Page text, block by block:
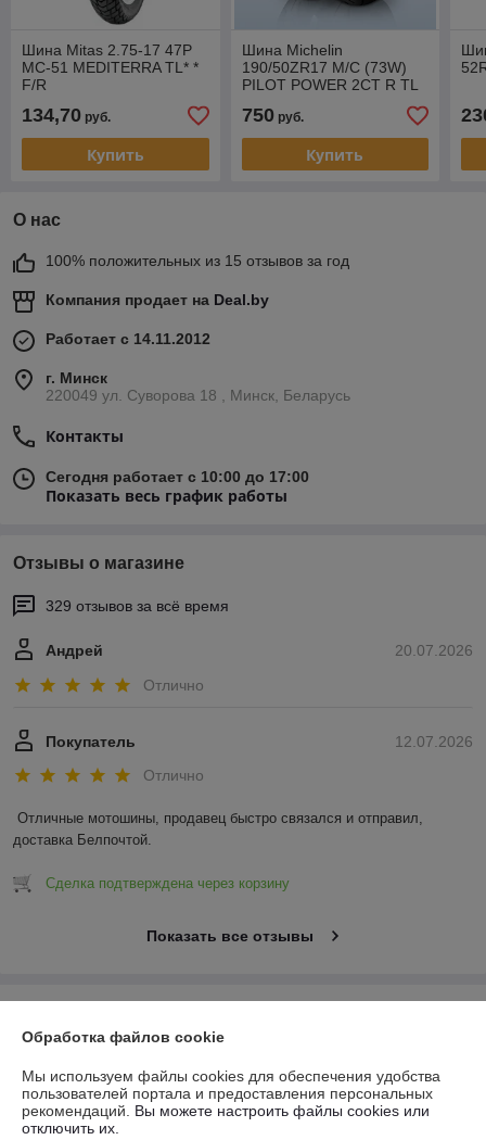
Шина Mitas 2.75-17 47P
MC-51 MEDITERRA TL* *
F/R
134,70 руб.
Купить
Шина Michelin
190/50ZR17 M/C (73W)
PILOT POWER 2CT R TL
750руб.
Купить
О нас
100% положительных из 15 отзывов за год
Компания продает на Deal.by
Работает с 14.11.2012
г. Минск
220049 ул. Суворова 18 , Минск, Беларусь
Контакты
Сегодня работает с 10:00 до 17:00
Показать весь график работы
Отзывы о магазине
329 отзывов за всё время
20.07.2026
Андрей
Отлично
12.07.2026
Покупатель
Отлично
Отличные мотошины, продавец быстро связался и отправил,
доставка Белпочтой.
Сделка подтверждена через корзину
Показать все отзывы
Доставка и оплата
Обработка файлов cookie
Мы используем файлы cookies для обеспечения удобства
пользователей портала и предоставления персональных
рекомендаций. Вы можете настроить файлы cookies или
отключить их.